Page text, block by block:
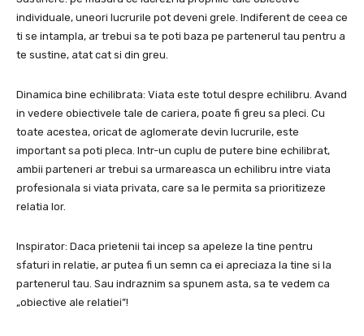
individuale, uneori lucrurile pot deveni grele. Indiferent de ceea ce
ti se intampla, ar trebui sa te poti baza pe partenerul tau pentru a
te sustine, atat cat si din greu.
Dinamica bine echilibrata: Viata este totul despre echilibru. Avand
in vedere obiectivele tale de cariera, poate fi greu sa pleci. Cu
toate acestea, oricat de aglomerate devin lucrurile, este
important sa poti pleca. Intr-un cuplu de putere bine echilibrat,
ambii parteneri ar trebui sa urmareasca un echilibru intre viata
profesionala si viata privata, care sa le permita sa prioritizeze
relatia lor.
Inspirator: Daca prietenii tai incep sa apeleze la tine pentru
sfaturi in relatie, ar putea fi un semn ca ei apreciaza la tine si la
partenerul tau. Sau indraznim sa spunem asta, sa te vedem ca
„obiective ale relatiei”!